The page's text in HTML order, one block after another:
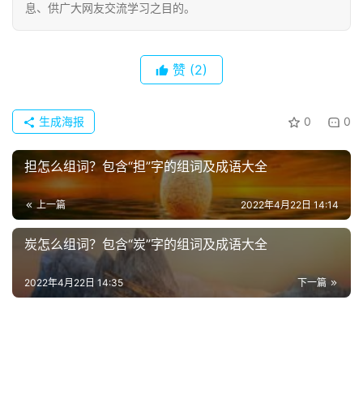
息、供广大网友交流学习之目的。
赞 (2)
0 0
生成海报
担怎么组词？包含“担”字的组词及成语大全
上一篇 2022年4月22日 14:14
炭怎么组词？包含“炭”字的组词及成语大全
下一篇
2022年4月22日 14:35